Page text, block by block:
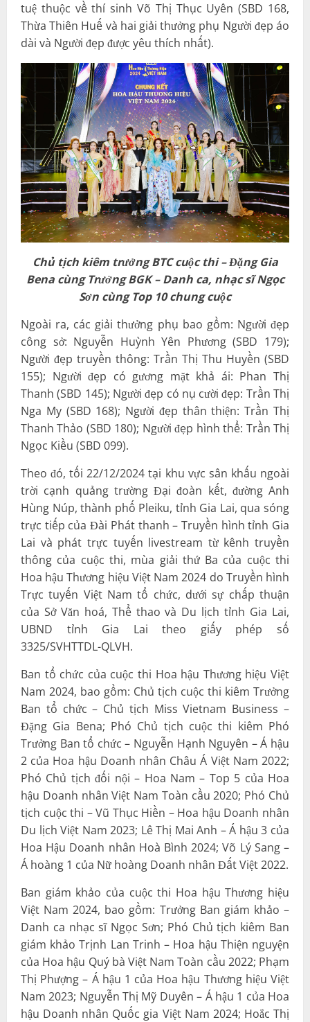
tuệ thuộc về thí sinh Võ Thị Thục Uyên (SBD 168,
Thừa Thiên Huế và hai giải thưởng phụ Người đẹp áo
dài và Người đẹp được yêu thích nhất).
Chủ tịch kiêm trưởng BTC cuộc thi – Đặng Gia
Bena cùng Trưởng BGK – Danh ca, nhạc sĩ Ngọc
Sơn cùng Top 10 chung cuộc
Ngoài ra, các giải thưởng phụ bao gồm: Người đẹp
công sở: Nguyễn Huỳnh Yên Phương (SBD 179);
Người đẹp truyền thông: Trần Thị Thu Huyền (SBD
155); Người đẹp có gương mặt khả ái: Phan Thị
Thanh (SBD 145); Người đẹp có nụ cười đẹp: Trần Thị
Nga My (SBD 168); Người đẹp thân thiện: Trần Thị
Thanh Thảo (SBD 180); Người đẹp hình thể: Trần Thị
Ngọc Kiều (SBD 099).
Theo đó, tối 22/12/2024 tại khu vực sân khấu ngoài
trời cạnh quảng trường Đại đoàn kết, đường Anh
Hùng Núp, thành phố Pleiku, tỉnh Gia Lai, qua sóng
trực tiếp của Đài Phát thanh – Truyền hình tỉnh Gia
Lai và phát trực tuyến livestream từ kênh truyền
thông của cuộc thi, mùa giải thứ Ba của cuộc thi
Hoa hậu Thương hiệu Việt Nam 2024 do Truyền hình
Trực tuyến Việt Nam tổ chức, dưới sự chấp thuận
của Sở Văn hoá, Thể thao và Du lịch tỉnh Gia Lai,
UBND tỉnh Gia Lai theo giấy phép số
3325/SVHTTDL-QLVH.
Ban tổ chức của cuộc thi Hoa hậu Thương hiệu Việt
Nam 2024, bao gồm: Chủ tịch cuộc thi kiêm Trưởng
Ban tổ chức – Chủ tịch Miss Vietnam Business –
Đặng Gia Bena; Phó Chủ tịch cuộc thi kiêm Phó
Trưởng Ban tổ chức – Nguyễn Hạnh Nguyên – Á hậu
2 của Hoa hậu Doanh nhân Châu Á Việt Nam 2022;
Phó Chủ tịch đối nội – Hoa Nam – Top 5 của Hoa
hậu Doanh nhân Việt Nam Toàn cầu 2020; Phó Chủ
tịch cuộc thi – Vũ Thục Hiền – Hoa hậu Doanh nhân
Du lịch Việt Nam 2023; Lê Thị Mai Anh – Á hậu 3 của
Hoa Hậu Doanh nhân Hoà Bình 2024; Võ Lý Sang –
Á hoàng 1 của Nữ hoàng Doanh nhân Đất Việt 2022.
Ban giám khảo của cuộc thi Hoa hậu Thương hiệu
Việt Nam 2024, bao gồm: Trưởng Ban giám khảo –
Danh ca nhạc sĩ Ngọc Sơn; Phó Chủ tịch kiêm Ban
giám khảo Trịnh Lan Trinh – Hoa hậu Thiện nguyện
của Hoa hậu Quý bà Việt Nam Toàn cầu 2022; Phạm
Thị Phượng – Á hậu 1 của Hoa hậu Thương hiệu Việt
Nam 2023; Nguyễn Thị Mỹ Duyên – Á hậu 1 của Hoa
hậu Doanh nhân Quốc gia Việt Nam 2024; Hoắc Thị